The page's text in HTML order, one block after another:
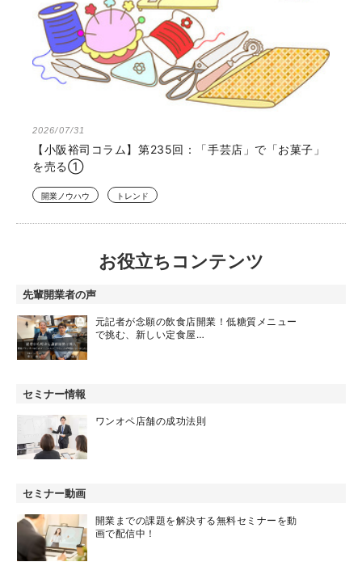
2026/07/31
【小阪裕司コラム】第235回：「手芸店」で「お菓子」
を売る①
開業ノウハウ トレンド
お役立ちコンテンツ
先輩開業者の声
元記者が念願の飲食店開業！低糖質メニュー
で挑む、新しい定食屋…
セミナー情報
ワンオペ店舗の成功法則
セミナー動画
開業までの課題を解決する無料セミナーを動
画で配信中！